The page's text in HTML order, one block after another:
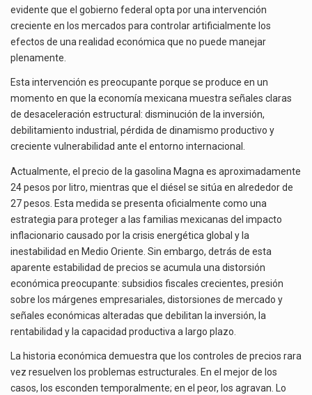
evidente que el gobierno federal opta por una intervención
creciente en los mercados para controlar artificialmente los
efectos de una realidad económica que no puede manejar
plenamente.
Esta intervención es preocupante porque se produce en un
momento en que la economía mexicana muestra señales claras
de desaceleración estructural: disminución de la inversión,
debilitamiento industrial, pérdida de dinamismo productivo y
creciente vulnerabilidad ante el entorno internacional.
Actualmente, el precio de la gasolina Magna es aproximadamente
24 pesos por litro, mientras que el diésel se sitúa en alrededor de
27 pesos. Esta medida se presenta oficialmente como una
estrategia para proteger a las familias mexicanas del impacto
inflacionario causado por la crisis energética global y la
inestabilidad en Medio Oriente. Sin embargo, detrás de esta
aparente estabilidad de precios se acumula una distorsión
económica preocupante: subsidios fiscales crecientes, presión
sobre los márgenes empresariales, distorsiones de mercado y
señales económicas alteradas que debilitan la inversión, la
rentabilidad y la capacidad productiva a largo plazo.
La historia económica demuestra que los controles de precios rara
vez resuelven los problemas estructurales. En el mejor de los
casos, los esconden temporalmente; en el peor, los agravan. Lo